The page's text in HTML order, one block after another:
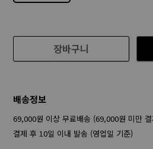
장바구니
배송정보
69,000원 이상 무료배송 (69,000원 미만
결제 후 10일 이내 발송 (영업일 기준)